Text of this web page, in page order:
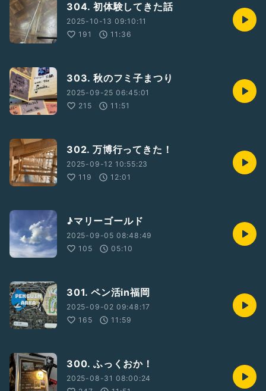
304. 初体験してきた話
2025-10-13 09:10:11
191
11:36
303. 秋のフミ子まつり
2025-09-25 06:45:01
215
11:51
302. 万博行ってきた！
2025-09-12 10:55:23
119
12:01
♪マリーゴールド
2025-09-05 08:48:49
105
05:10
301. ペン活in福岡
2025-09-02 09:48:17
165
11:59
300. ふっくおか！
2025-08-31 08:00:24